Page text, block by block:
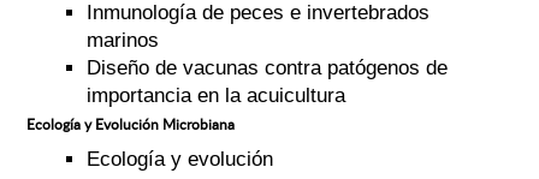
Inmunología de peces e invertebrados
marinos
Diseño de vacunas contra patógenos de
importancia en la acuicultura
Ecología y Evolución Microbiana
Ecología y evolución